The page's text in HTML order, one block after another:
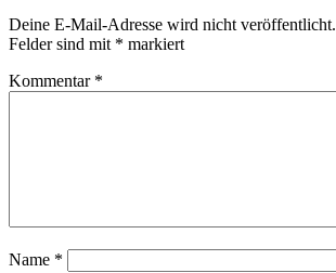
Deine E-Mail-Adresse wird nicht veröffentlicht.
Felder sind mit * markiert
Kommentar *
Name *